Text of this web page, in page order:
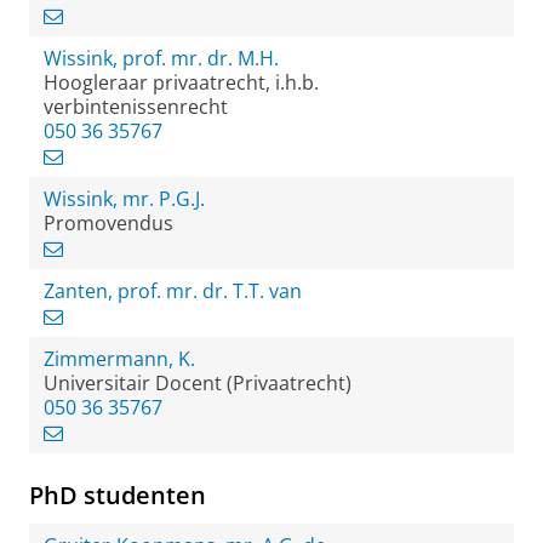
Wissink, prof. mr. dr. M.H.
Hoogleraar privaatrecht, i.h.b.
verbintenissenrecht
050 36 35767
Wissink, mr. P.G.J.
Promovendus
Zanten, prof. mr. dr. T.T. van
Zimmermann, K.
Universitair Docent (Privaatrecht)
050 36 35767
PhD studenten